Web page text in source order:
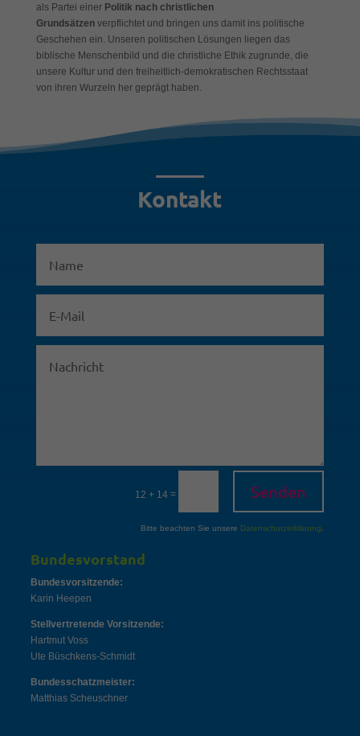
als Partei einer Politik nach christlichen
Grundsätzenverpflichtet und bringen uns damit ins politische
Geschehen ein. Unseren politischen Lösungen liegen das
biblische Menschenbild und die christliche Ethik zugrunde, die
unsere Kultur und den freiheitlich-demokratischen Rechtsstaat
von ihren Wurzeln her geprägt haben.
Kontakt
12 + 14 = Senden
Bitte beachten Sie unsere Datenschutzerklärung
Bundesvorstand
Bundesvorsitzende:
Karin Heepen
Stellvertretende Vorsitzende:
Hartmut Voss
Ute Büschkens-Schmidt
Bundesschatzmeister:
Matthias Scheuschner